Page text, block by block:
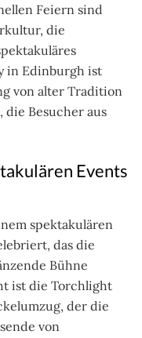
Feiern sind
die
in Edinburgh ist
von alter Tradition
Besucher aus
Events
spektakulären
das die
Bühne
ist die Torchlight
der die
von